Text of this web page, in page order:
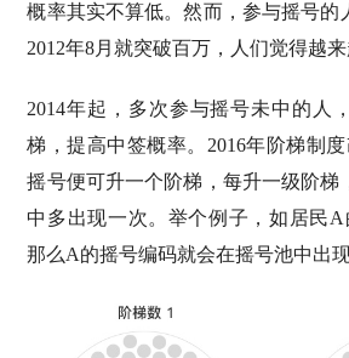
概率其实不算低。然而，参与摇号的
2012年8月就突破百万，人们觉得越来
2014年起，多次参与摇号未中的人
梯，提高中签概率。2016年阶梯制
摇号便可升一个阶梯，每升一级阶梯
中多出现一次。举个例子，如居民A
那么A的摇号编码就会在摇号池中出现